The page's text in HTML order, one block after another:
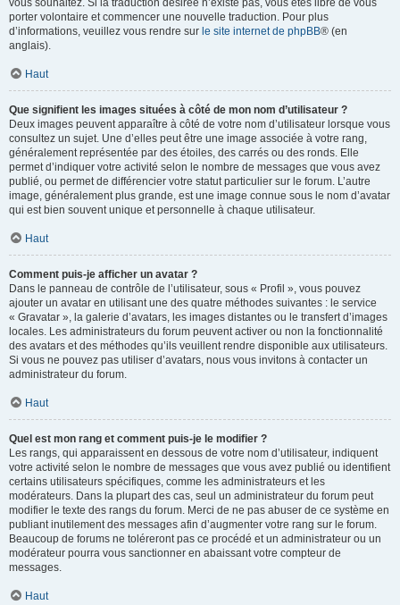
vous souhaitez. Si la traduction désirée n’existe pas, vous êtes libre de vous
porter volontaire et commencer une nouvelle traduction. Pour plus
d’informations, veuillez vous rendre sur le site internet de phpBB® (en
anglais).
Haut
Que signifient les images situées à côté de mon nom d’utilisateur ?
Deux images peuvent apparaître à côté de votre nom d’utilisateur lorsque vous
consultez un sujet. Une d’elles peut être une image associée à votre rang,
généralement représentée par des étoiles, des carrés ou des ronds. Elle
permet d’indiquer votre activité selon le nombre de messages que vous avez
publié, ou permet de différencier votre statut particulier sur le forum. L’autre
image, généralement plus grande, est une image connue sous le nom d’avatar
qui est bien souvent unique et personnelle à chaque utilisateur.
Haut
Comment puis-je afficher un avatar ?
Dans le panneau de contrôle de l’utilisateur, sous « Profil », vous pouvez
ajouter un avatar en utilisant une des quatre méthodes suivantes : le service
« Gravatar », la galerie d’avatars, les images distantes ou le transfert d’images
locales. Les administrateurs du forum peuvent activer ou non la fonctionnalité
des avatars et des méthodes qu’ils veuillent rendre disponible aux utilisateurs.
Si vous ne pouvez pas utiliser d’avatars, nous vous invitons à contacter un
administrateur du forum.
Haut
Quel est mon rang et comment puis-je le modifier ?
Les rangs, qui apparaissent en dessous de votre nom d’utilisateur, indiquent
votre activité selon le nombre de messages que vous avez publié ou identifient
certains utilisateurs spécifiques, comme les administrateurs et les
modérateurs. Dans la plupart des cas, seul un administrateur du forum peut
modifier le texte des rangs du forum. Merci de ne pas abuser de ce système en
publiant inutilement des messages afin d’augmenter votre rang sur le forum.
Beaucoup de forums ne toléreront pas ce procédé et un administrateur ou un
modérateur pourra vous sanctionner en abaissant votre compteur de
messages.
Haut